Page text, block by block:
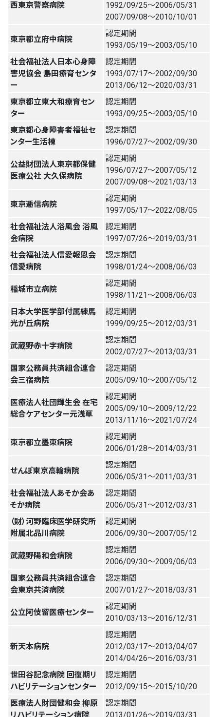
西東京警察病院
1992/09/25〜2006/05/31
2007/09/08〜2010/10/01
東京都立府中病院
認定期間
1993/05/19〜2003/05/10
社会福祉法人日本心身障
害児協会 島田療育センタ
ー
認定期間
1993/07/17〜2002/09/30
2013/06/12〜2020/03/31
東京都立東大和療育セン
ター
認定期間
1993/09/25〜2003/05/10
東京都心身障害者福祉セ
ンター生活棟
認定期間
1996/07/27〜2002/09/30
公益財団法人東京都保健
医療公社 大久保病院
認定期間
1996/07/27〜2007/05/12
2007/09/08〜2021/03/13
東京逓信病院
認定期間
1997/05/17〜2022/08/05
社会福祉法人浴風会 浴風
会病院
認定期間
1997/07/26〜2019/03/31
社会福祉法人信愛報恩会
信愛病院
認定期間
1998/01/24〜2008/06/03
稲城市立病院
認定期間
1998/11/21〜2008/06/03
日本大学医学部付属練馬
光が丘病院
認定期間
1999/09/25〜2012/03/31
武蔵野赤十字病院
認定期間
2002/07/27〜2013/03/31
国家公務員共済組合連合
会三宿病院
認定期間
2005/09/10〜2007/05/12
医療法人社団輝生会 在宅
総合ケアセンター元浅草
認定期間
2005/09/10〜2009/12/22
2013/11/16〜2021/07/24
東京都立墨東病院
認定期間
2006/01/28〜2014/03/31
せんぽ東京高輪病院
認定期間
2006/05/31〜2011/03/31
社会福祉法人あそか会あ
そか病院
認定期間
2006/05/31〜2012/03/31
（財）河野臨床医学研究所
附属北品川病院
認定期間
2006/09/30〜2007/05/12
武蔵野陽和会病院
認定期間
2006/09/30〜2009/06/03
国家公務員共済組合連合
会東京共済病院
認定期間
2007/01/27〜2018/03/31
公立阿伎留医療センター
認定期間
2010/03/13〜2016/12/31
新天本病院
認定期間
2012/03/17〜2013/04/07
2014/04/26〜2016/03/31
世田谷記念病院 回復期リ
ハビリテーションセンター
認定期間
2012/09/15〜2015/10/20
医療法人財団健和会 柳原
リハビリテーション病院
認定期間
2013/01/26〜2019/03/31